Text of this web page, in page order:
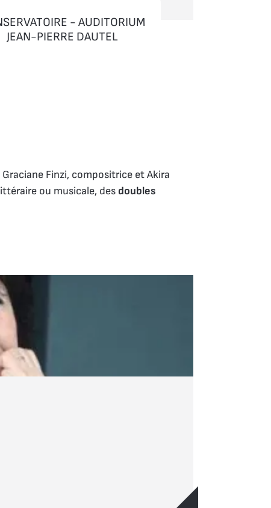
- AUDITORIUM
JEAN-PIERRE DAUTEL
Finzi, compositrice et Akira
ou musicale, des doubles